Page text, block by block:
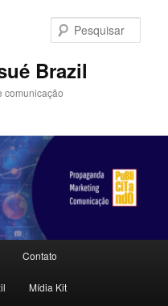
Brazil
comunicação
Contato
Mídia Kit